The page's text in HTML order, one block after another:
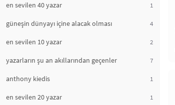
en sevilen 40 yazar 1
güneşin dünyayı içine alacak olması 4
en sevilen 10 yazar 2
yazarların şu an akıllarından geçenler 7
anthony kiedis 1
en sevilen 20 yazar 1